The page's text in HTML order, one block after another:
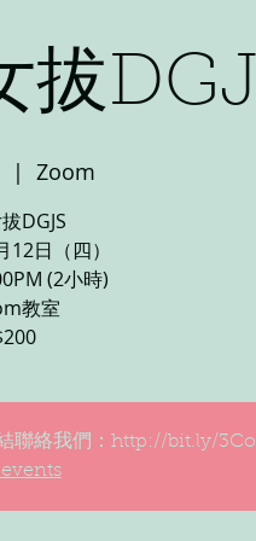
拔
  |
Zoom
DGJS
日（四）
(2小時)
教室
聯絡我們：http://bit.ly/